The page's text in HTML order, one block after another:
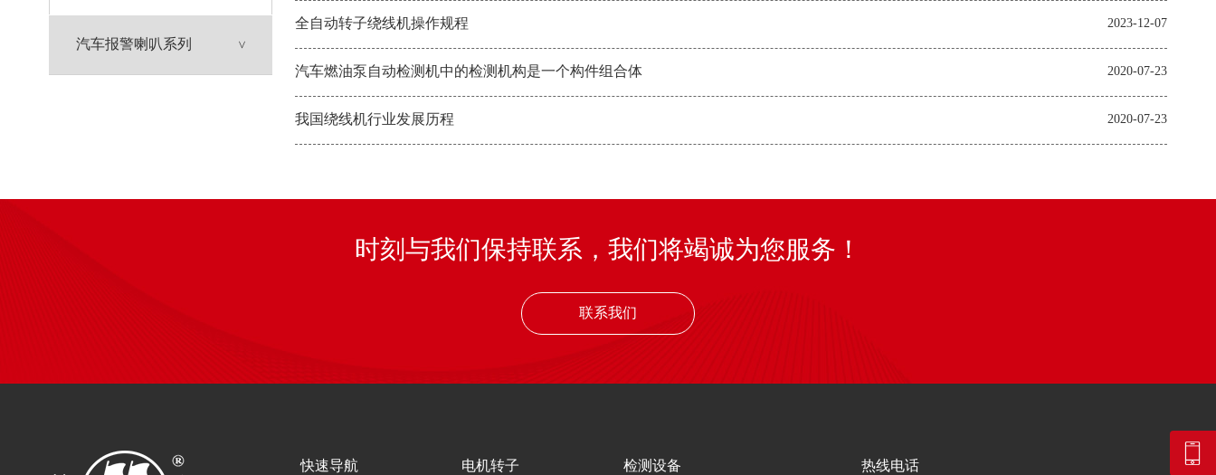
汽车报警喇叭系列
全自动转子绕线机操作规程 2023-12-07
汽车燃油泵自动检测机中的检测机构是一个构件组合体 2020-07-23
我国绕线机行业发展历程 2020-07-23
时刻与我们保持联系，我们将竭诚为您服务！
联系我们
快速导航 电机转子 检测设备 热线电话